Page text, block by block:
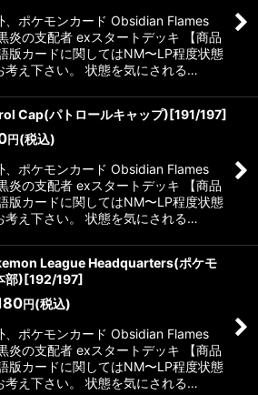
、ポケモンカード Obsidian Flames
炎の支配者 exスタートデッキ 【商品
版カードに関してはNM〜LP程度状態
考え下さい。 状態を気にされる…
Cap(パトロールキャップ)[191/197]
円(税込)
、ポケモンカード Obsidian Flames
炎の支配者 exスタートデッキ 【商品
版カードに関してはNM〜LP程度状態
考え下さい。 状態を気にされる…
League Headquarters(ポケモ
部)[192/197]
円(税込)
、ポケモンカード Obsidian Flames
炎の支配者 exスタートデッキ 【商品
版カードに関してはNM〜LP程度状態
考え下さい。 状態を気にされる…